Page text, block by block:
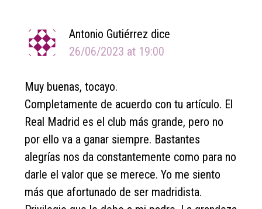
Antonio Gutiérrez dice
26/06/2023 at 19:00
Muy buenas, tocayo.
Completamente de acuerdo con tu artículo. El
Real Madrid es el club más grande, pero no
por ello va a ganar siempre. Bastantes
alegrías nos da constantemente como para no
darle el valor que se merece. Yo me siento
más que afortunado de ser madridista.